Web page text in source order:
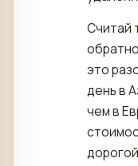
Считай
это
день в
чем в